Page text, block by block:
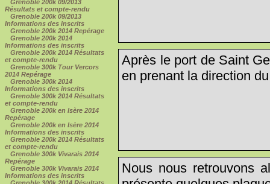
Grenoble 200k 09/2013
Résultats et compte-rendu
Grenoble 200k 09/2013
Informations des inscrits
Grenoble 200k 2014 Repérage
Grenoble 200k 2014
Informations des inscrits
Grenoble 200k 2014 Résultats
et compte-rendu
Grenoble 300k Tour Vercors
2014 Repérage
Grenoble 300k 2014
Informations des inscrits
Grenoble 300k 2014 Résultats
et compte-rendu
Grenoble 200k en Isère 2014
Repérage
Grenoble 200k en Isère 2014
Informations des inscrits
Grenoble 200k 2014 Résultats
et compte-rendu
Grenoble 300k Vivarais 2014
Repérage
Grenoble 300k Vivarais 2014
Informations des inscrits
Après le port de Saint
en prenant la direction
Nous nous retrouvons